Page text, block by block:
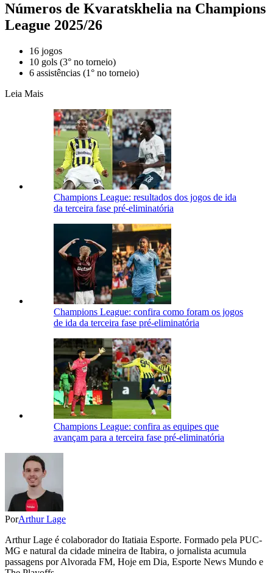
Números de Kvaratskhelia na Champions
League 2025/26
16 jogos
10 gols (3° no torneio)
6 assistências (1° no torneio)
Leia Mais
Champions League: resultados dos jogos de ida
da terceira fase pré-eliminatória
Champions League: confira como foram os jogos
de ida da terceira fase pré-eliminatória
Champions League: confira as equipes que
avançam para a terceira fase pré-eliminatória
PorArthur Lage
Arthur Lage é colaborador do Itatiaia Esporte. Formado pela PUC-
MG e natural da cidade mineira de Itabira, o jornalista acumula
passagens por Alvorada FM, Hoje em Dia, Esporte News Mundo e